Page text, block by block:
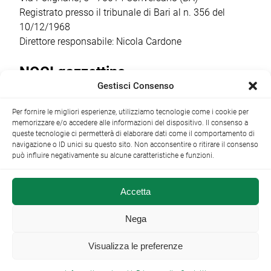
Registrato presso il tribunale di Bari al n. 356 del
10/12/1968
Direttore responsabile: Nicola Cardone
NOCI gazzettino
+39 080 4979274|info@nocigazzettino.it Contatti|
Archivio
NOCI gazzettino.it ©2014 •
Gestisci Consenso
Per fornire le migliori esperienze, utilizziamo tecnologie come i cookie per
memorizzare e/o accedere alle informazioni del dispositivo. Il consenso a
queste tecnologie ci permetterà di elaborare dati come il comportamento di
navigazione o ID unici su questo sito. Non acconsentire o ritirare il consenso
può influire negativamente su alcune caratteristiche e funzioni.
Accetta
Nega
Visualizza le preferenze